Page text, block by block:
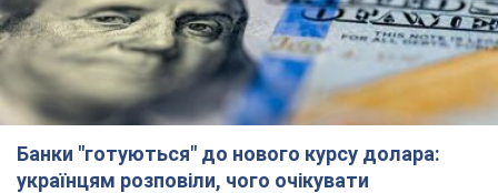
Банки "готуються" до нового курсу долара:
українцям розповіли, чого очікувати